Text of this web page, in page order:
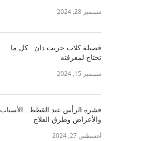
سبتمبر 28, 2024
فصيلة كلاب جريت دان.. كل ما
تحتاج لمعرفته
سبتمبر 15, 2024
قشرة الرأس عند القطط.. الأسباب
والأعراض وطرق العلاج
أغسطس 27, 2024